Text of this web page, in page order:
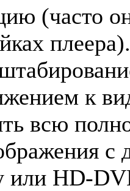
(часто
плеера).
к
всю
с
или HD-